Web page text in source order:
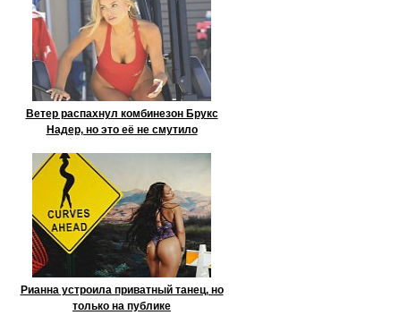
Ветер распахнул комбинезон Брукс
Надер, но это её не смутило
Рианна устроила приватный танец, но
только на публике